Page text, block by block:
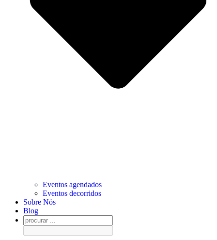
Eventos agendados
Eventos decorridos
Sobre Nós
Blog